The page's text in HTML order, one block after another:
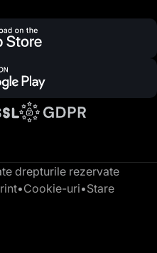
drepturile rezervate
•Cookie-uri•Stare